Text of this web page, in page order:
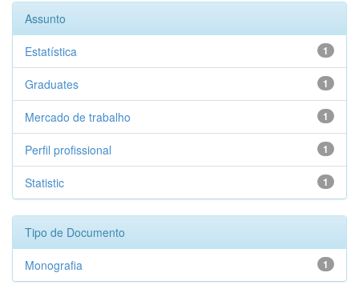
Assunto
1
Estatística
1
Graduates
1
Mercado de trabalho
1
Perfil profissional
1
Statistic
Tipo de Documento
1
Monografia